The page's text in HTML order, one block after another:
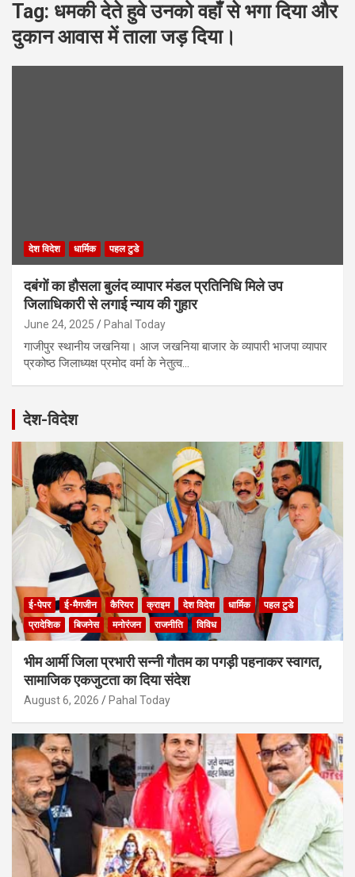
Tag: धमकी देते हुवे उनको वहाँ से भगा दिया और
दुकान आवास में ताला जड़ दिया।
देश विदेश धार्मिक पहल टुडे
दबंगों का हौसला बुलंद व्यापार मंडल प्रतिनिधि मिले उप
जिलाधिकारी से लगाई न्याय की गुहार
June 24, 2025 Pahal Today
गाजीपुर स्थानीय जखनिया। आज जखनिया बाजार के व्यापारी भाजपा व्यापार
प्रकोष्ठ जिलाध्यक्ष प्रमोद वर्मा के नेतुत्व…
देश-विदेश
ई-पेपर ई-मैगजीन कैरियर क्राइम देश विदेश धार्मिक
पहल टुडे
प्रादेशिक
बिजनेस मनोरंजन राजनीति विविध
भीम आर्मी जिला प्रभारी सन्नी गौतम का पगड़ी पहनाकर स्वागत,
सामाजिक एकजुटता का दिया संदेश
August 6, 2026 Pahal Today